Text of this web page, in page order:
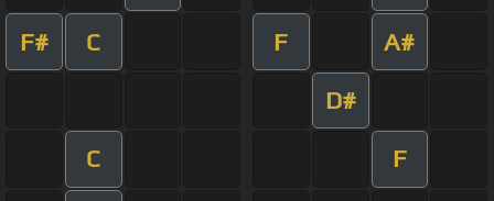
F# C F A#
D#
C F